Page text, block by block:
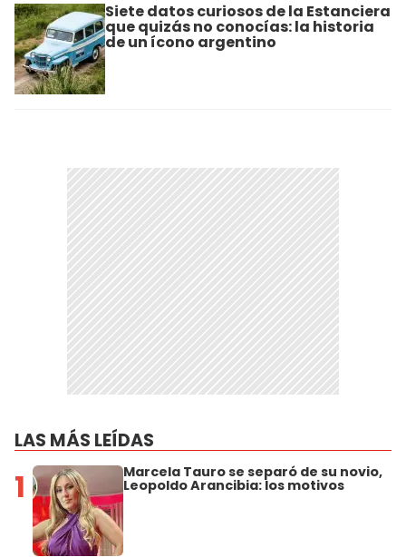
Siete datos curiosos de la Estanciera
que quizás no conocías: la historia
de un ícono argentino
LAS MÁS LEÍDAS
1 Marcela Tauro se separó de su novio,
Leopoldo Arancibia: los motivos